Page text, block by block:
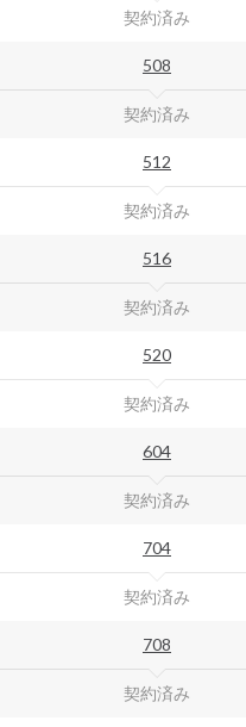
契約済み
508
契約済み
512
契約済み
516
契約済み
520
契約済み
604
契約済み
704
契約済み
708
契約済み